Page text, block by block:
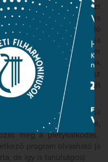
szekundhangközt
hangköznek számít, és
által ismert zsidó
panaszos témája
mintha a szegényember
Később egyszerre halljuk
az egész
egy szál szordinált
nouvelle) (A limoges-i
város piacára vezet el,
meg a pletykálkodás.
program olvasható (a
de így is tanulságos):